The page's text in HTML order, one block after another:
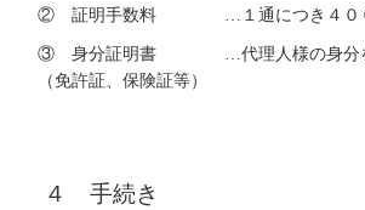
② 証明手数料
… １通につき４０
③ 身分証明書
…代理人様の身
（免許証、保険証等）
４ 手続き